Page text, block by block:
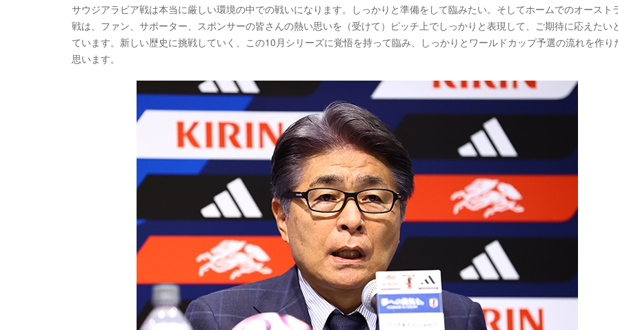
サウジアラビア戦は本当に厳しい環境の中での戦いになります。しっかりと準備をして臨みたい。そしてホームでのオースト
戦は、ファン、サポーター、スポンサーの皆さんの熱い思いを（受けて）ピッチ上でしっかりと表現して、ご期待に応えたい
ています。新しい歴史に挑戦していく、この10月シリーズに覚悟を持って臨み、しっかりとワールドカップ予選の流れを作り
思います。